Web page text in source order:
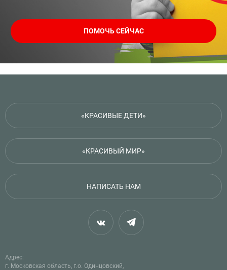
ПОМОЧЬ СЕЙЧАС
«КРАСИВЫЕ ДЕТИ»
«КРАСИВЫЙ МИР»
НАПИСАТЬ НАМ
Адрес:
г. Московская область, г.о. Одинцовский,